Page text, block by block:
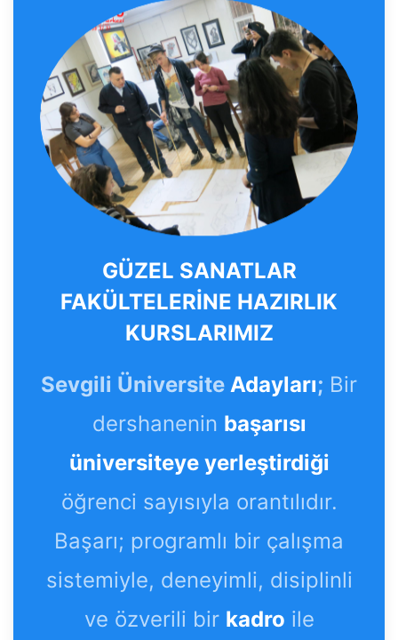
GÜZEL SANATLAR
FAKÜLTELERİNE HAZIRLIK
KURSLARIMIZ
Sevgili Üniversite Adayları; Bir
dershanenin başarısı
üniversiteye yerleştirdiği
öğrenci sayısıyla orantılıdır.
Başarı; programlı bir çalışma
sistemiyle, deneyimli, disiplinli
ve özverili bir kadro ile